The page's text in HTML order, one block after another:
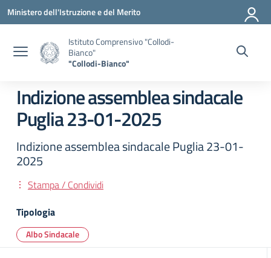
Vai ai contenuti
Vai al menu di navigazione
Vai al footer
Ministero dell'Istruzione e del Merito
Istituto Comprensivo "Collodi-
Bianco"
"Collodi-Bianco"
Indizione assemblea sindacale
Puglia 23-01-2025
Indizione assemblea sindacale Puglia 23-01-
2025
Stampa / Condividi
Tipologia
Albo Sindacale